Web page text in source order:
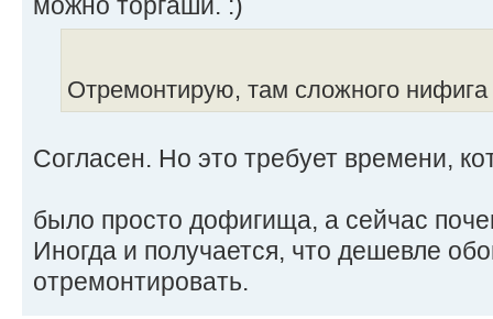
можно торгаши.
Отремонтирую, там сложного нифига
Согласен. Но это требует времени,
было просто дофигища, а сейчас
Иногда и получается, что дешевле
отремонтировать.